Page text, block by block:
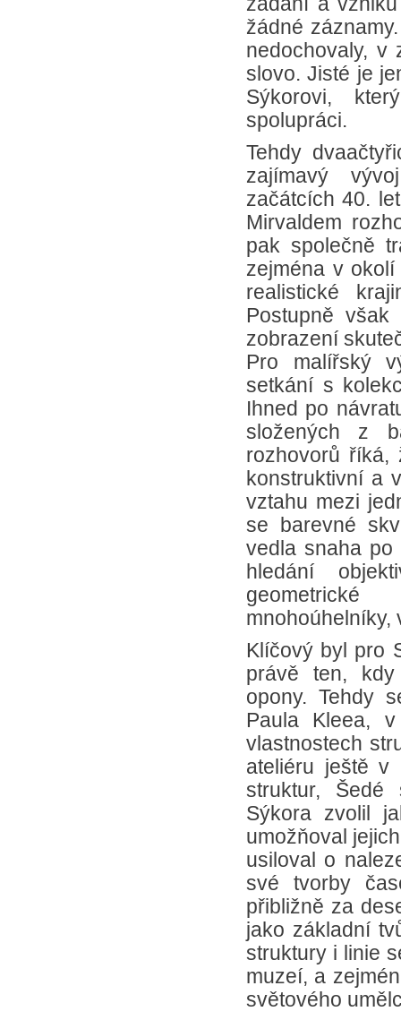
žádné
nedochovaly, v
slovo. Jisté je
Sýkorovi,
spolupráci.
Tehdy
zajímavý
začátcích 40.
Mirvaldem
pak společně
zejména v
realistické
Postupně
zobrazení
Pro malířský
setkání s
Ihned po
složených z
rozhovorů
konstruktivní a
vztahu mezi
se barevné
vedla snaha po
hledání
mnohoúhelníky,
Klíčový byl pro
právě ten,
opony. Tehdy
Paula Kleea,
vlastnostech
ateliéru ještě v
struktur, Šedé
Sýkora zvolil
umožňoval
usiloval o
své tvorby
přibližně za
jako základní
struktury i linie
muzeí, a
světového